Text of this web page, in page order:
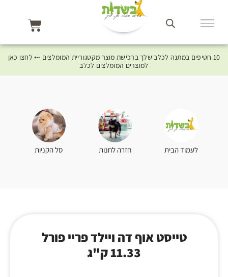
10 חטיפים במתנה לכלב שלך ברכישת מוצר מקטגוריית המומלצים ⤎ לחצו כאן
למוצרים המומלצים לכלב
לעמוד הבית חזרה לחנות סל הקניות
טייסט אוף דה ויילד פריי פורל
11.33 ק"ג